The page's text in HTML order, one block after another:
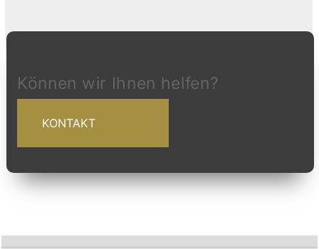
Können wir Ihnen helfen?
KONTAKT